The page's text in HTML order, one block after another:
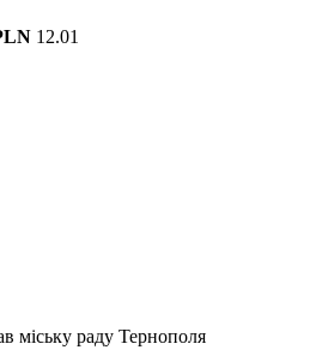
12.01
міську раду Тернополя